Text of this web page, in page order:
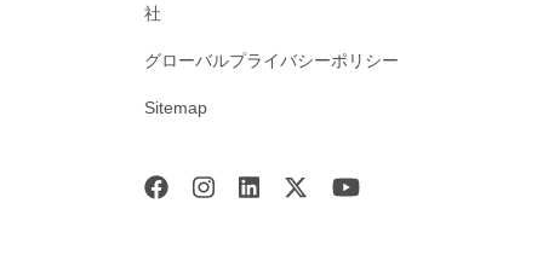
社
グローバルプライバシーポリシー
Sitemap